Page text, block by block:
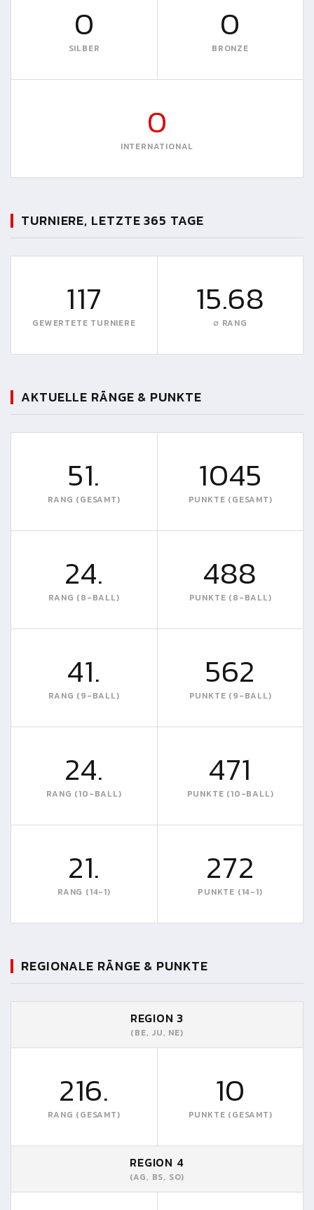
0
SILBER
0
BRONZE
0
INTERNATIONAL
TURNIERE, LETZTE 365 TAGE
117
GEWERTETE TURNIERE
15.68
∅ RANG
AKTUELLE RÄNGE & PUNKTE
51.
RANG (GESAMT)
1045
PUNKTE (GESAMT)
24.
RANG (8-BALL)
488
PUNKTE (8-BALL)
41.
RANG (9-BALL)
562
PUNKTE (9-BALL)
24.
RANG (10-BALL)
471
PUNKTE (10-BALL)
21.
RANG (14-1)
272
PUNKTE (14-1)
REGIONALE RÄNGE & PUNKTE
REGION 3
(BE, JU, NE)
216.
RANG (GESAMT)
10
PUNKTE (GESAMT)
REGION 4
(AG, BS, SO)